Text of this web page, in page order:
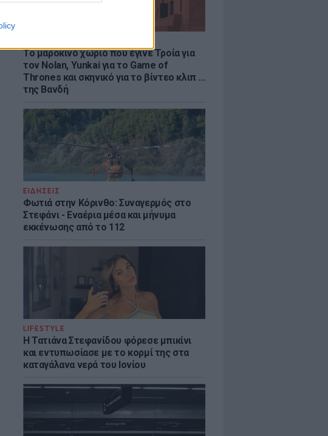
Το μαροκινό χωριό που έγινε Τροία για
τον Nolan, Yunkai για το Game of
Thrones και σκηνικό για το βίντεο κλιπ ...
της Βανδή
ΕΙΔΗΣΕΙΣ
Φωτιά στην Κόρινθο: Συναγερμός στο
Στεφάνι - Εναέρια μέσα και μήνυμα
εκκένωσης από το 112
LIFESTYLE
Η Τατιάνα Στεφανίδου φόρεσε μπικίνι
και εντυπωσίασε με το κορμί της στα
καταγάλανα νερά του Ιονίου